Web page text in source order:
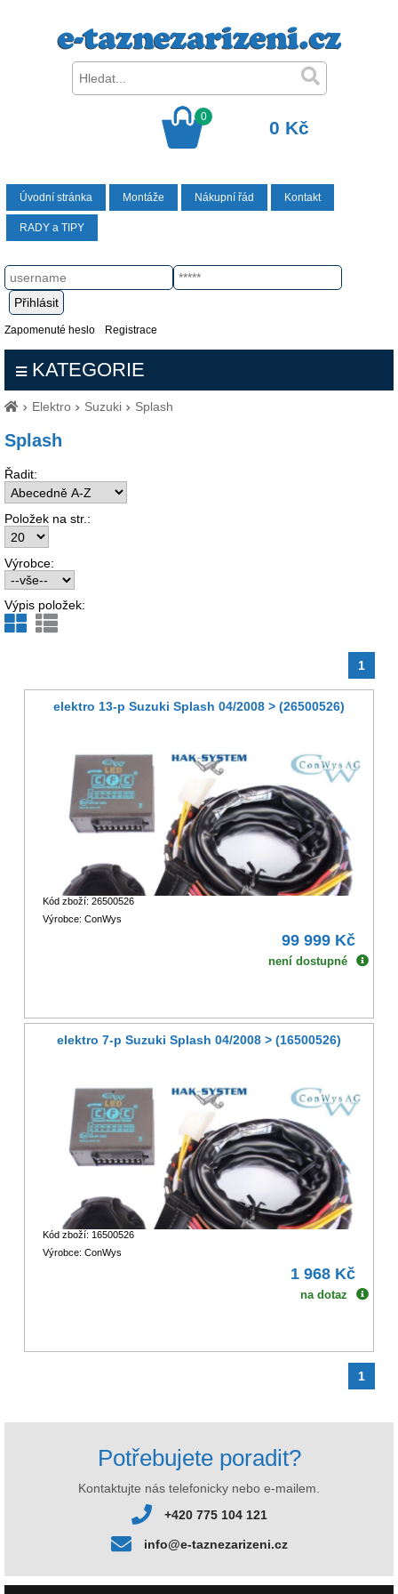
0
0 Kč
Úvodní stránka Montáže Nákupní řád Kontakt
RADY a TIPY
Zapomenuté heslo Registrace
KATEGORIE
Elektro Suzuki Splash
Splash
Řadit:
Položek na str.:
Výrobce:
Výpis položek:
1
elektro 13-p Suzuki Splash 04/2008 > (26500526)
Kód zboží: 26500526
Výrobce: ConWys
99 999 Kč
není dostupné
elektro 7-p Suzuki Splash 04/2008 > (16500526)
Kód zboží: 16500526
Výrobce: ConWys
1 968 Kč
na dotaz
1
Potřebujete poradit?
Kontaktujte nás telefonicky nebo e-mailem.
+420 775 104 121
info@e-taznezarizeni.cz